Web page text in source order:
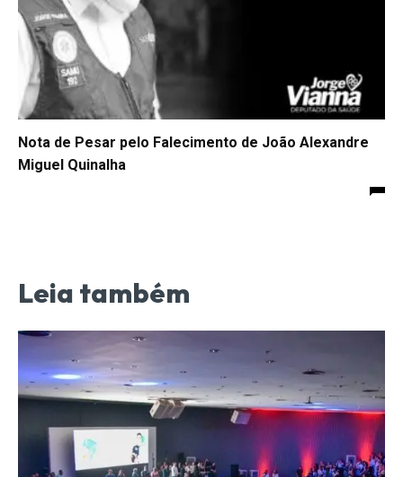
Nota de Pesar pelo Falecimento de João Alexandre
Miguel Quinalha
Leia também